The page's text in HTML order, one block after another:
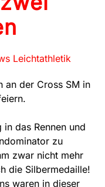
Leichtathletik
an der Cross SM in
das Rennen und
zu
zwar nicht mehr
die Silbermedaille!
waren in dieser